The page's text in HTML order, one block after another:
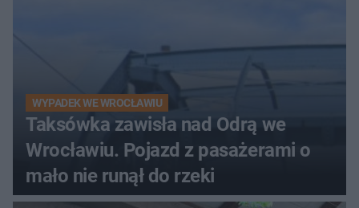
WYPADEK WE WROCŁAWIU
Taksówka zawisła nad Odrą we
Wrocławiu. Pojazd z pasażerami o
mało nie runął do rzeki